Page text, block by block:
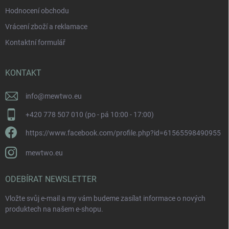
Hodnocení obchodu
Vrácení zboží a reklamace
Kontaktní formulář
KONTAKT
info@mewtwo.eu
+420 778 507 010 (po - pá 10:00 - 17:00)
https://www.facebook.com/profile.php?id=61565598490955
mewtwo.eu
ODEBÍRAT NEWSLETTER
Vložte svůj e-mail a my vám budeme zasílat informace o nových
produktech na našem e-shopu.